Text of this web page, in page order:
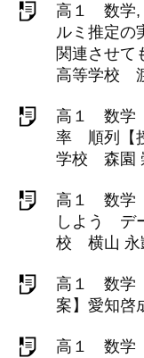
高１ 数学,
ルミ推定の
関連させて
高等学校
高１ 数学
率 順列【
学校 森園
高１ 数学
しよう デ
校 横山 永
高１ 数学
案】愛知啓
高１ 数学